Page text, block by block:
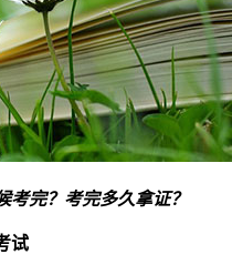
考完？考完多久拿证？
试